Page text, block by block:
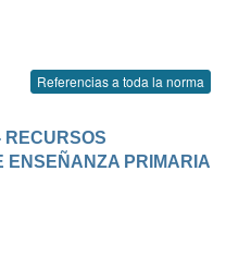
Referencias a toda la norma
RECURSOS
ENSEÑANZA PRIMARIA